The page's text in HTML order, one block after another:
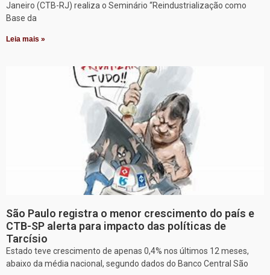
Janeiro (CTB-RJ) realiza o Seminário “Reindustrialização como
Base da
Leia mais »
São Paulo registra o menor crescimento do país e
CTB-SP alerta para impacto das políticas de
Tarcísio
Estado teve crescimento de apenas 0,4% nos últimos 12 meses,
abaixo da média nacional, segundo dados do Banco Central São